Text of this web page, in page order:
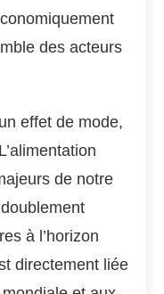
des acteurs
effet de mode,
de notre
à l’horizon
directement liée